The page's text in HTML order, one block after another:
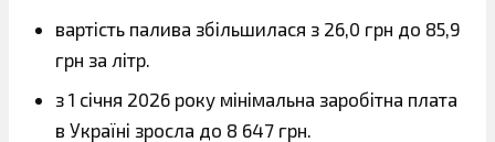
вартість палива збільшилася з 26,0 грн до 85,9
грн за літр.
з 1 січня 2026 року мінімальна заробітна плата
в Україні зросла до 8 647 грн.